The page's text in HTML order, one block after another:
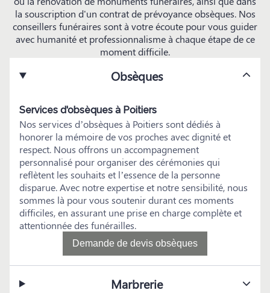
la souscription d'un contrat de prévoyance obsèques. Nos
conseillers funéraires sont à votre écoute pour vous guider
avec humanité et professionnalisme à chaque étape de ce
moment difficile.
Obsèques
Services d'obsèques à Poitiers
Nos services d’obsèques à Poitiers sont dédiés à
honorer la mémoire de vos proches avec dignité et
respect. Nous offrons un accompagnement
personnalisé pour organiser des cérémonies qui
reflètent les souhaits et l’essence de la personne
disparue. Avec notre expertise et notre sensibilité, nous
sommes là pour vous soutenir durant ces moments
difficiles, en assurant une prise en charge complète et
attentionnée des funérailles.
Demande de devis obsèques
Marbrerie